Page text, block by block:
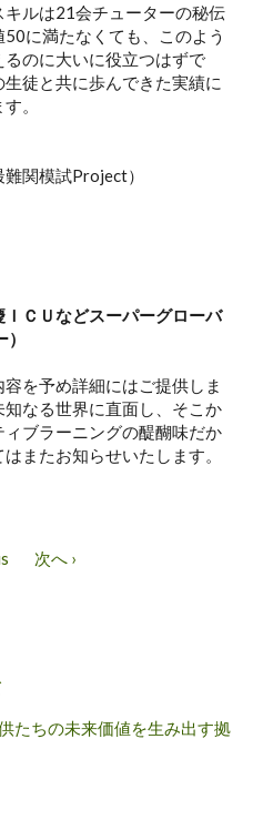
ルは21会チューターの秘伝
に満たなくても、このよう
のに大いに役立つはずで
徒と共に歩んできた実績に
。
関模試Project）
ＣＵなどスーパーグローバ
を予め詳細にはご提供しま
なる世界に直面し、そこか
ブラーニングの醍醐味だか
またお知らせいたします。
次へ ›
たちの未来価値を生み出す拠